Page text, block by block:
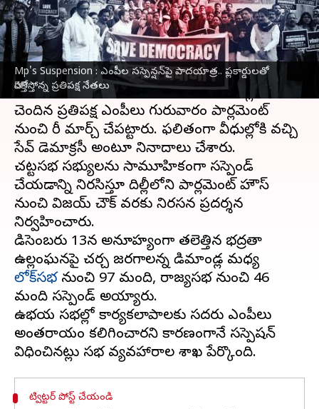
Mp's Suspension : ఎంపీల సస్పెన్షన్‌పై పాదయాత్ర.. ప్లకార్డులతో
హోరెత్తిస్తోన్న ప్రతిపక్ష నేతలు
వ్రాసిన వారు TEJAVYAS BESTHA Dec 21, 2023 12:51 pm
ఈ వార్తాకథనం ఏంటి
భారత పార్లమెంట్ నుంచి 143 మంది ఎంపీలను సస్పెండ్
చేసినందుకు నిరసనగాఇండియా కూటమిబ్లాక్‌కు
చెందిన ప్రతిపక్ష ఎంపీలు గురువారం పార్లమెంట్
నుంచి భారీ మార్చ్‌ చేపట్టారు. ఫలితంగా వీధుల్లోకి వచ్చి
సేవ్ డెమాక్రసీ అంటూ నినాదాలు చేశారు.
చట్టసభ సభ్యులను సామూహికంగా సస్పెండ్
చేయడాన్ని నిరసిస్తూ దిల్లీలోని పార్లమెంట్ హౌస్
నుంచి విజయ్ చౌక్ వరకు నిరసన ప్రదర్శన
నిర్వహించారు.
డిసెంబరు 13న అనూహ్యంగా తలెత్తిన భద్రతా
ఉల్లంఘనపై చర్చ జరగాలన్న డిమాండ్ల మధ్య
లోక్‌సభనుంచి 97 మంది, రాజ్యసభ నుంచి 46
మంది సస్పెండ్ అయ్యారు.
ఉభయ సభల్లో కార్యకలాపాలకు సదరు ఎంపీలు
అంతరాయం కలిగించారని కారణంగానే సస్పెషన్
ట్విట్టర్ పోస్ట్ చేయండి